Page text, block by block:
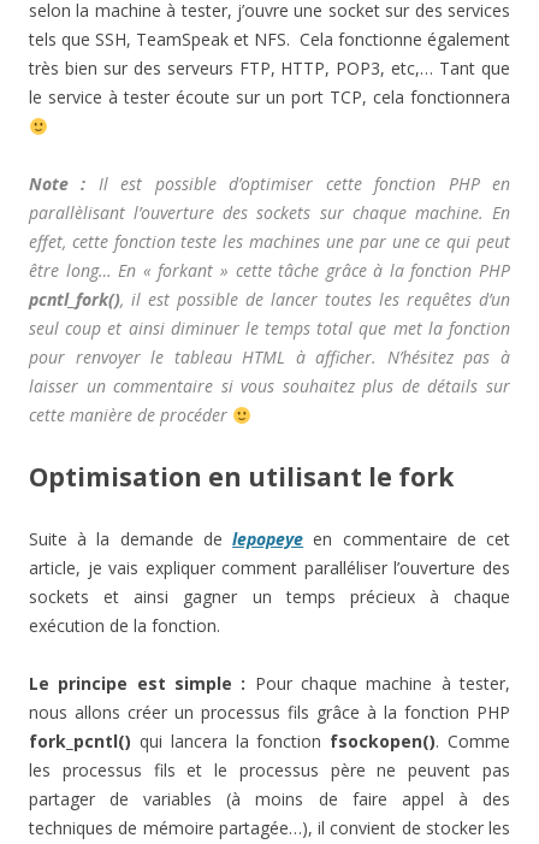
selon la machine à tester, j’ouvre une socket sur des services
tels que SSH, TeamSpeak et NFS. Cela fonctionne également
très bien sur des serveurs FTP, HTTP, POP3, etc,… Tant que
le service à tester écoute sur un port TCP, cela fonctionnera
Note : Il est possible d’optimiser cette fonction PHP en
parallèlisant l’ouverture des sockets sur chaque machine. En
effet, cette fonction teste les machines une par une ce qui peut
être long… En « forkant » cette tâche grâce à la fonction PHP
pcntl_fork(), il est possible de lancer toutes les requêtes d’un
seul coup et ainsi diminuer le temps total que met la fonction
pour renvoyer le tableau HTML à afficher. N’hésitez pas à
laisser un commentaire si vous souhaitez plus de détails sur
cette manière de procéder
Optimisation en utilisant le fork
Suite à la demande delepopeye en commentaire de cet
article, je vais expliquer comment paralléliser l’ouverture des
sockets et ainsi gagner un temps précieux à chaque
exécution de la fonction.
Le principe est simple : Pour chaque machine à tester,
nous allons créer un processus fils grâce à la fonction PHP
fork_pcntl() qui lancera la fonction fsockopen(). Comme
les processus fils et le processus père ne peuvent pas
partager de variables (à moins de faire appel à des
techniques de mémoire partagée…), il convient de stocker les